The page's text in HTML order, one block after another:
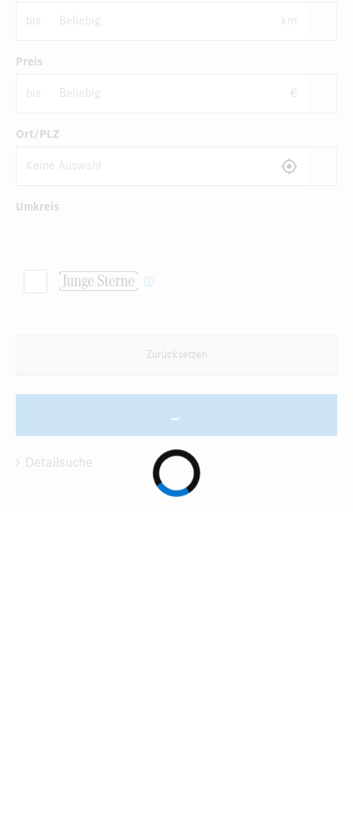
bis km
Preis
bis €
Ort/PLZ
Umkreis
Detailsuche
Zurücksetzen